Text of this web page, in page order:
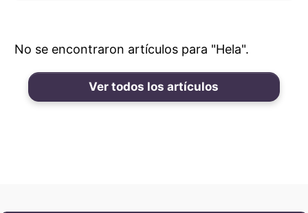
No se encontraron artículos para "Hela".
Ver todos los artículos